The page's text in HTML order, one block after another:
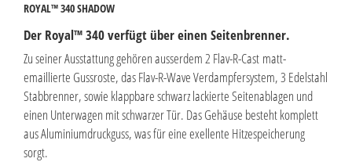
ROYAL™ 340 SHADOW
Der Royal™ 340 verfügt über einen Seitenbrenner.
Zu seiner Ausstattung gehören ausserdem 2 Flav-R-Cast matt-
emaillierte Gussroste, das Flav-R-Wave Verdampfersystem, 3 Edelstahl
Stabbrenner, sowie klappbare schwarz lackierte Seitenablagen und
einen Unterwagen mit schwarzer Tür. Das Gehäuse besteht komplett
aus Aluminiumdruckguss, was für eine exellente Hitzespeicherung
sorgt.